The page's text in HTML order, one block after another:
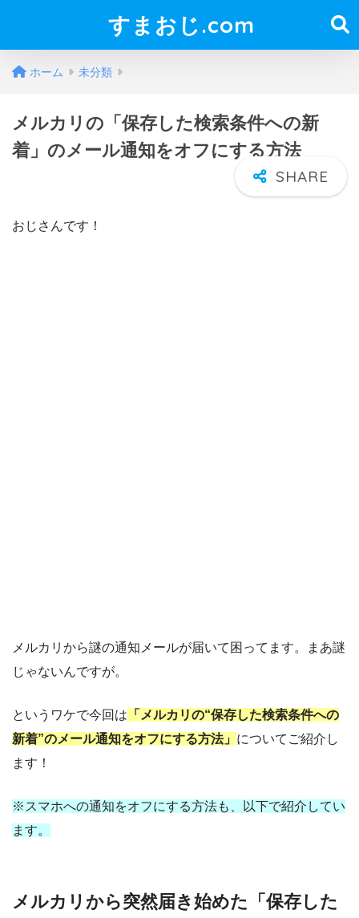
すまおじ.com
ホーム 未分類
メルカリの「保存した検索条件への新
着」のメール通知をオフにする方法
おじさんです！
メルカリから謎の通知メールが届いて困ってます。まあ謎
じゃないんですが。
というワケで今回は 「メルカリの“保存した検索条件への
新着”のメール通知をオフにする方法」 についてご紹介し
ます！
※スマホへの通知をオフにする方法も、以下で紹介してい
ます。
メルカリから突然届き始めた「保存した